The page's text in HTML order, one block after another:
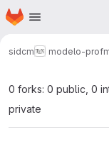
Skip to main content
Homepage
sidcm modelo-
0 forks: 0 public, 0
private